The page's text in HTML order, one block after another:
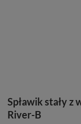
Spławik stały z
River-B